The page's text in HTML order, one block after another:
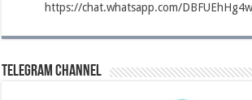
https://chat.whatsapp.com/
Telegram Channel